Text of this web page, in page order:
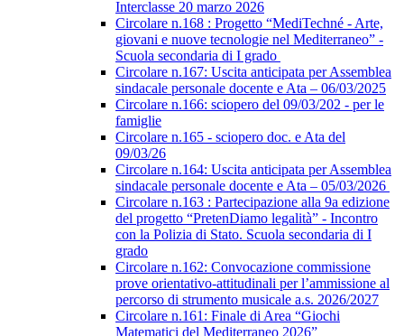
Interclasse 20 marzo 2026
Circolare n.168 : Progetto “MediTechné - Arte,
giovani e nuove tecnologie nel Mediterraneo” -
Scuola secondaria di I grado
Circolare n.167: Uscita anticipata per Assemblea
sindacale personale docente e Ata – 06/03/2025
Circolare n.166: sciopero del 09/03/202 - per le
famiglie
Circolare n.165 - sciopero doc. e Ata del
09/03/26
Circolare n.164: Uscita anticipata per Assemblea
sindacale personale docente e Ata – 05/03/2026
Circolare n.163 : Partecipazione alla 9a edizione
del progetto “PretenDiamo legalità” - Incontro
con la Polizia di Stato. Scuola secondaria di I
grado
Circolare n.162: Convocazione commissione
prove orientativo-attitudinali per l’ammissione al
percorso di strumento musicale a.s. 2026/2027
Circolare n.161: Finale di Area “Giochi
Matematici del Mediterraneo 2026”